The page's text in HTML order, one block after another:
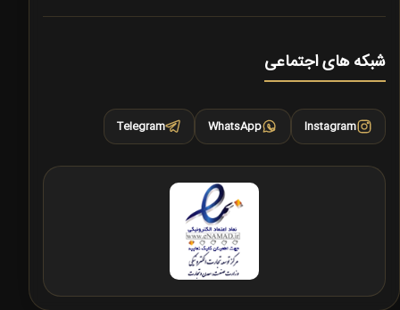
شبکه های اجتماعی
Instagram
WhatsApp
Telegram